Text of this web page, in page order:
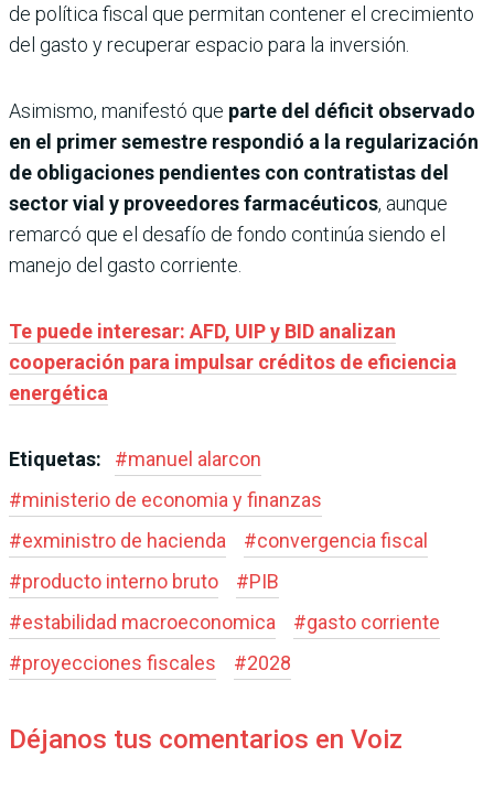
de política fiscal que permitan contener el crecimiento
del gasto y recuperar espacio para la inversión.
Asimismo, manifestó que parte del déficit observado
en el primer semestre respondió a la regularización
de obligaciones pendientes con contratistas del
sector vial y proveedores farmacéuticos, aunque
remarcó que el desafío de fondo continúa siendo el
manejo del gasto corriente.
Te puede interesar: AFD, UIP y BID analizan
cooperación para impulsar créditos de eficiencia
energética
Etiquetas: #manuel alarcon
#ministerio de economia y finanzas
#exministro de hacienda #convergencia fiscal
#producto interno bruto #PIB
#estabilidad macroeconomica #gasto corriente
#proyecciones fiscales #2028
Déjanos tus comentarios en Voiz